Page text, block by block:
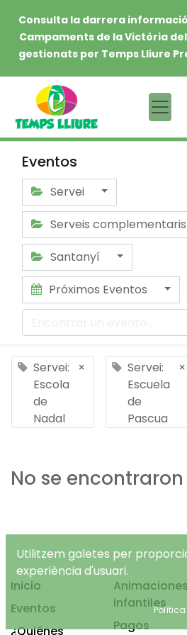
Consulta la darrera
Campaments de la Victòria
gestionats per Temps Lliure
Eventos
Servei
Serveis complementaris
Santanyí
Próximos Eventos
Servei:
Escola
de
Nadal
×
Servei:
Escuela
de
Pascua
×
No se
Inicio
Eventos
¿Quiénes
Animaciones
infantiles
Pagos
Utilitzem galetes per
experiència d'usuari.